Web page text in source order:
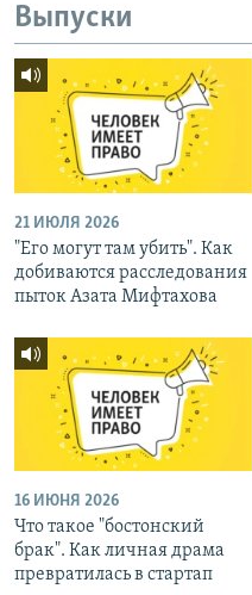
Выпуски
21 ИЮЛЯ 2026
"Его могут там убить". Как
добиваются расследования
пыток Азата Мифтахова
16 ИЮНЯ 2026
Что такое "бостонский
брак". Как личная драма
превратилась в стартап